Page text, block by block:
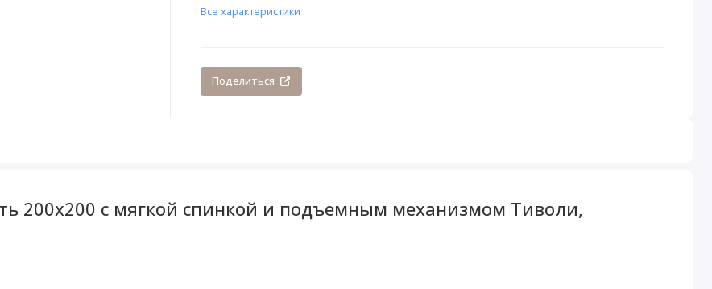
Все характеристики
Поделиться
200x200 с мягкой спинкой и подъемным механизмом Тиволи,